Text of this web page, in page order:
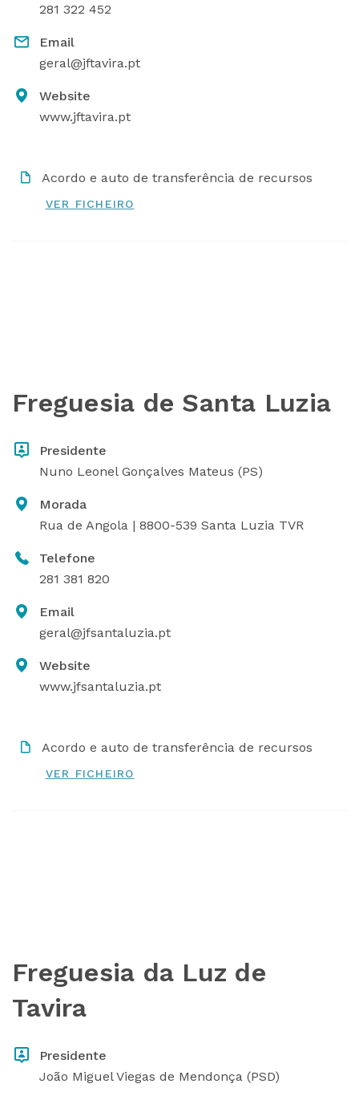
281 322 452
Email
geral@jftavira.pt
Website
www.jftavira.pt
Acordo e auto de transferência de recursos
Freguesia de Santa Luzia
Presidente
Nuno Leonel Gonçalves Mateus (PS)
Morada
Rua de Angola | 8800-539 Santa Luzia TVR
Telefone
281 381 820
Email
geral@jfsantaluzia.pt
Website
www.jfsantaluzia.pt
Acordo e auto de transferência de recursos
Freguesia da Luz de
Tavira
Presidente
João Miguel Viegas de Mendonça (PSD)